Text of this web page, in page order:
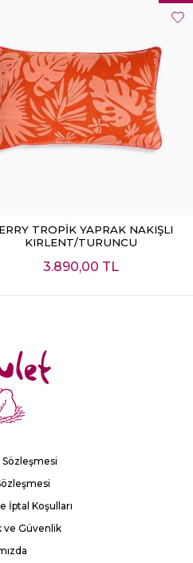
TROPİK YAPRAK NAKIŞLI
KIRLENT/TURUNCU
3.890,00 TL
Sözleşmesi
İptal Koşulları
ve Güvenlik